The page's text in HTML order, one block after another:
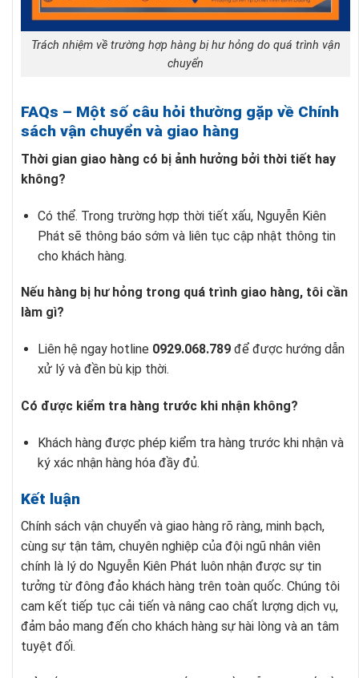
Trách nhiệm về trường hợp hàng bị hư hỏng do quá trình vận
chuyển
FAQs – Một số câu hỏi thường gặp về Chính
sách vận chuyển và giao hàng
Thời gian giao hàng có bị ảnh hưởng bởi thời tiết hay
không?
Có thể. Trong trường hợp thời tiết xấu, Nguyễn Kiên
Phát sẽ thông báo sớm và liên tục cập nhật thông tin
cho khách hàng.
Nếu hàng bị hư hỏng trong quá trình giao hàng, tôi cần
làm gì?
Liên hệ ngay hotline 0929.068.789để được hướng dẫn
xử lý và đền bù kịp thời.
Có được kiểm tra hàng trước khi nhận không?
Khách hàng được phép kiểm tra hàng trước khi nhận và
ký xác nhận hàng hóa đầy đủ.
Kết luận
Chính sách vận chuyển và giao hàng rõ ràng, minh bạch,
cùng sự tận tâm, chuyên nghiệp của đội ngũ nhân viên
chính là lý do Nguyễn Kiên Phát luôn nhận được sự tin
tưởng từ đông đảo khách hàng trên toàn quốc. Chúng tôi
cam kết tiếp tục cải tiến và nâng cao chất lượng dịch vụ,
đảm bảo mang đến cho khách hàng sự hài lòng và an tâm
tuyệt đối.